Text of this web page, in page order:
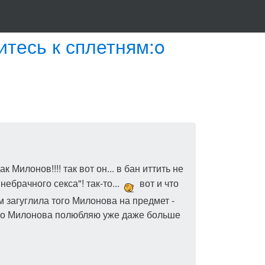
к сплетням:o
Милонов!!!! так вот он... в бан иттить не
секса"! так-то...
вот и что
того Милонова на предмет -
Милонова полюбляю уже даже больше